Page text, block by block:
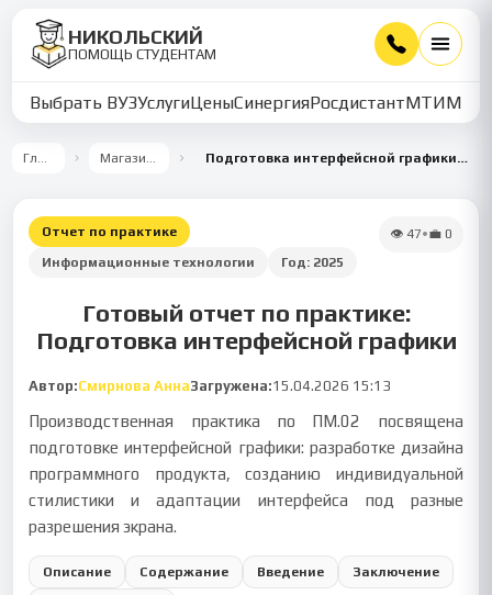
НИКОЛЬСКИЙ
ПОМОЩЬ СТУДЕНТАМ
Выбрать ВУЗУслугиЦеныСинергияРосдистантМТИММУ
Главная Магазин работ Подготовка интерфейсной графики в Figma и Adobe XD
Отчет по практике
Информационные технологии
Год: 2025
👁 47•💼 0
Готовый отчет по практике:
Подготовка интерфейсной графики
Автор:Смирнова АннаЗагружена:15.04.2026 15:13
Производственная практика по ПМ.02 посвящена
подготовке интерфейсной графики: разработке дизайна
программного продукта, созданию индивидуальной
стилистики и адаптации интерфейса под разные
разрешения экрана.
Описание Содержание Введение Заключение